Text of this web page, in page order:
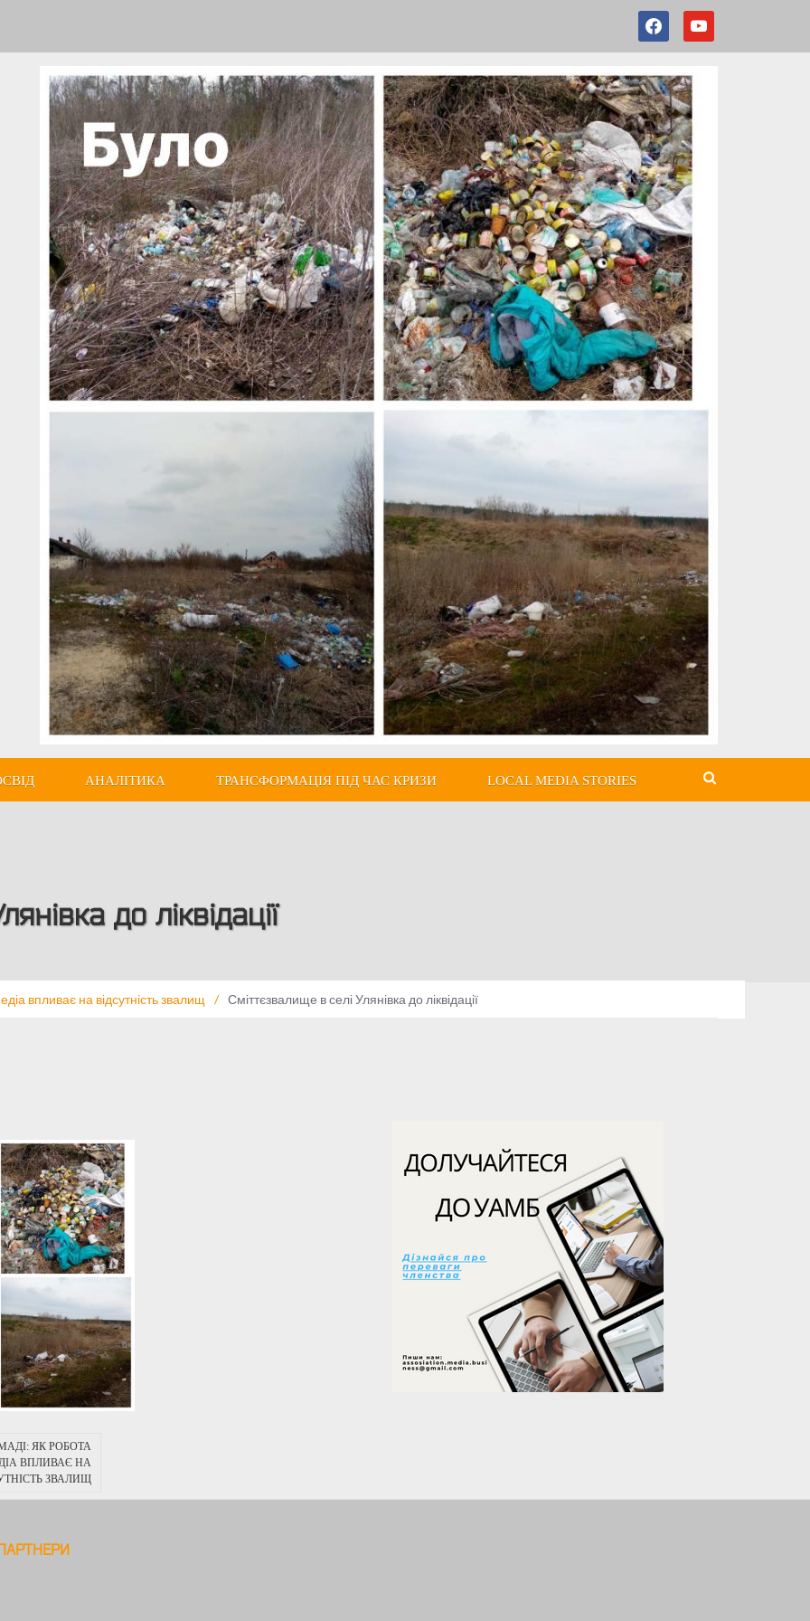
АНАЛІТИКА ТРАНСФОРМАЦІЯ ПІД ЧАС КРИЗИ LOCAL MEDIA STORIES
до ліквідації
впливає на відсутність звалищ / Сміттєзвалище в селі Улянівка до ліквідації
ЯК РОБОТА
ВПЛИВАЄ НА
ЗВАЛИЩ